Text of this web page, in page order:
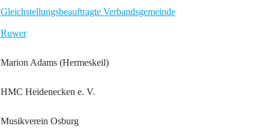
Gleichstellungsbeauftragte Verbandsgemeinde
Ruwer
Marion Adams (Hermeskeil)
HMC Heidenecken e. V.
Musikverein Osburg